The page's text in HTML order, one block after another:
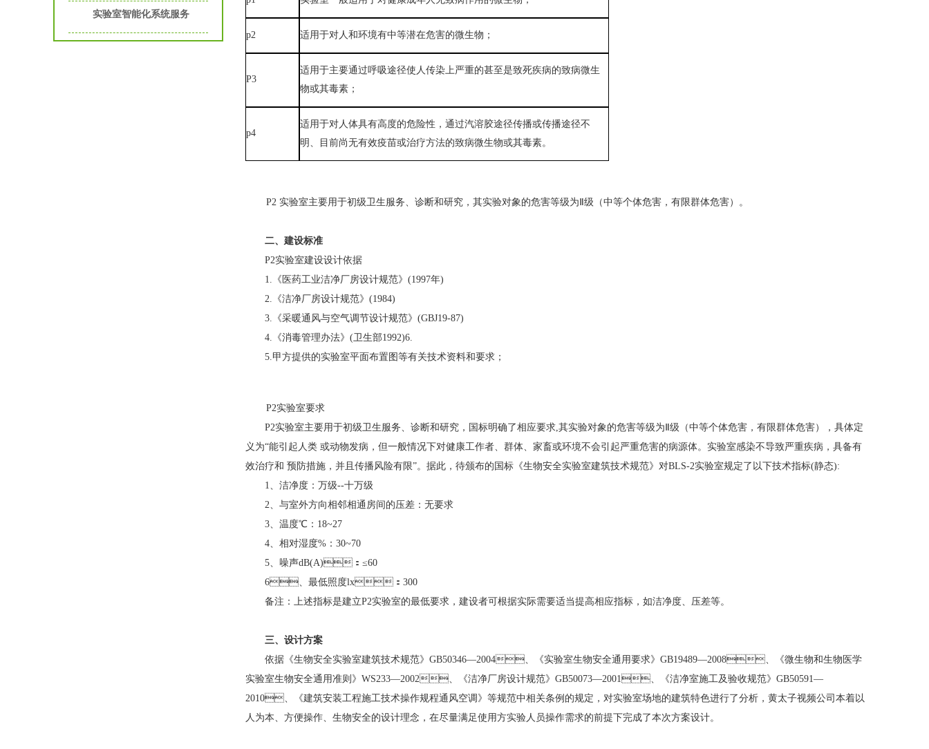
实验室智能化系统服务
p2 适用于对人和环境有中等潜在危害的微生物；
P3
适用于主要通过呼吸途径使人传染上严重的甚至是致死疾病的致病微生
物或其毒素；
p4
适用于对人体具有高度的危险性，通过汽溶胶途径传播或传播途径不
明、目前尚无有效疫苗或治疗方法的致病微生物或其毒素。
P2 实验室主要用于初级卫生服务、诊断和研究，其实验对象的危害等级为 级（中等个体危害，有限群体危害）。
二、建设标准
P2实验室建设设计依据
1. 《医药工业洁净厂房设计规范》 (1997年)
2. 《洁净厂房设计规范》 (1984)
3. 《采暖通风与空气调节设计规范》 (GBJ19-87)
4. 《消毒管理办法》 (卫生部1992)6.
5.甲方提供的实验室平面布置图等有关技术资料和要求；
P2实验室要求
P2实验室主要用于初级卫生服务、诊断和研究，国标明确了相应要求,其实验对象的危害等级为 级（中等个体危害，有限群体危害），具体定
义为“能引起人类 或动物发病，但一般情况下对健康工作者、群体、家畜或环境不会引起严重危害的病源体。实验室感染不导致严重疾病，具备有
效治疗和 预防措施，并且传播风险有限”。据此，待颁布的国标《生物安全实验室建筑技术规范》对BLS-2实验室规定了以下技术指标(静态):
1、洁净度：万级--十万级
2、与室外方向相邻相通房间的压差：无要求
3、温度℃ ： 18~27
4、相对湿度% ： 30~70
5、噪声dB(A)： ≤60
6、最低照度lx： 300
备注：上述指标是建立P2实验室的最低要求，建设者可根据实际需要适当提高相应指标，如洁净度、压差等。
三、设计方案
依据《生物安全实验室建筑技术规范》 GB50346—2004、《实验室生物安全通用要求》 GB19489—2008、《微生物和生物医学
实验室生物安全通用准则》 WS233—2002、《洁净厂房设计规范》 GB50073—2001、《洁净室施工及验收规范》 GB50591—
2010、《建筑安装工程施工技术操作规程通风空调》等规范中相关条例的规定，对实验室场地的建筑特色进行了分析， 黄太子视频公司 本着以
人为本、方便操作、生物安全的设计理念，在尽量满足使用方实验人员操作需求的前提下完成了本次方案设计。